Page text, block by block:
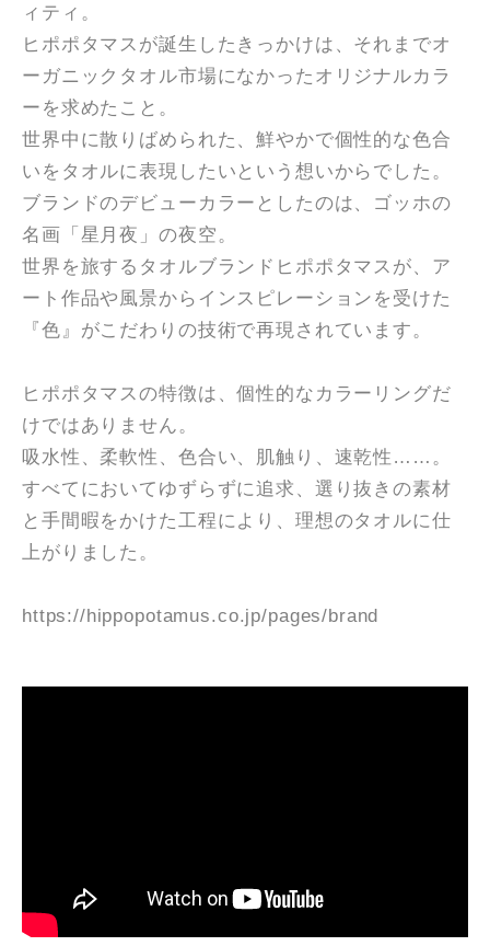
ィティ。
ヒポポタマスが誕生したきっかけは、それまでオ
ーガニックタオル市場になかったオリジナルカラ
ーを求めたこと。
世界中に散りばめられた、鮮やかで個性的な色合
いをタオルに表現したいという想いからでした。
ブランドのデビューカラーとしたのは、ゴッホの
名画「星月夜」の夜空。
世界を旅するタオルブランドヒポポタマスが、ア
ート作品や風景からインスピレーションを受けた
『色』がこだわりの技術で再現されています。
ヒポポタマスの特徴は、個性的なカラーリングだ
けではありません。
吸水性、柔軟性、色合い、肌触り、速乾性……。
すべてにおいてゆずらずに追求、選り抜きの素材
と手間暇をかけた工程により、理想のタオルに仕
上がりました。
https://hippopotamus.co.jp/pages/brand